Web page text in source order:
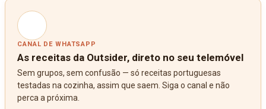
CANAL DE WHATSAPP
As receitas da Outsider, direto no seu telemóvel
Sem grupos, sem confusão — só receitas portuguesas
testadas na cozinha, assim que saem. Siga o canal e não
perca a próxima.